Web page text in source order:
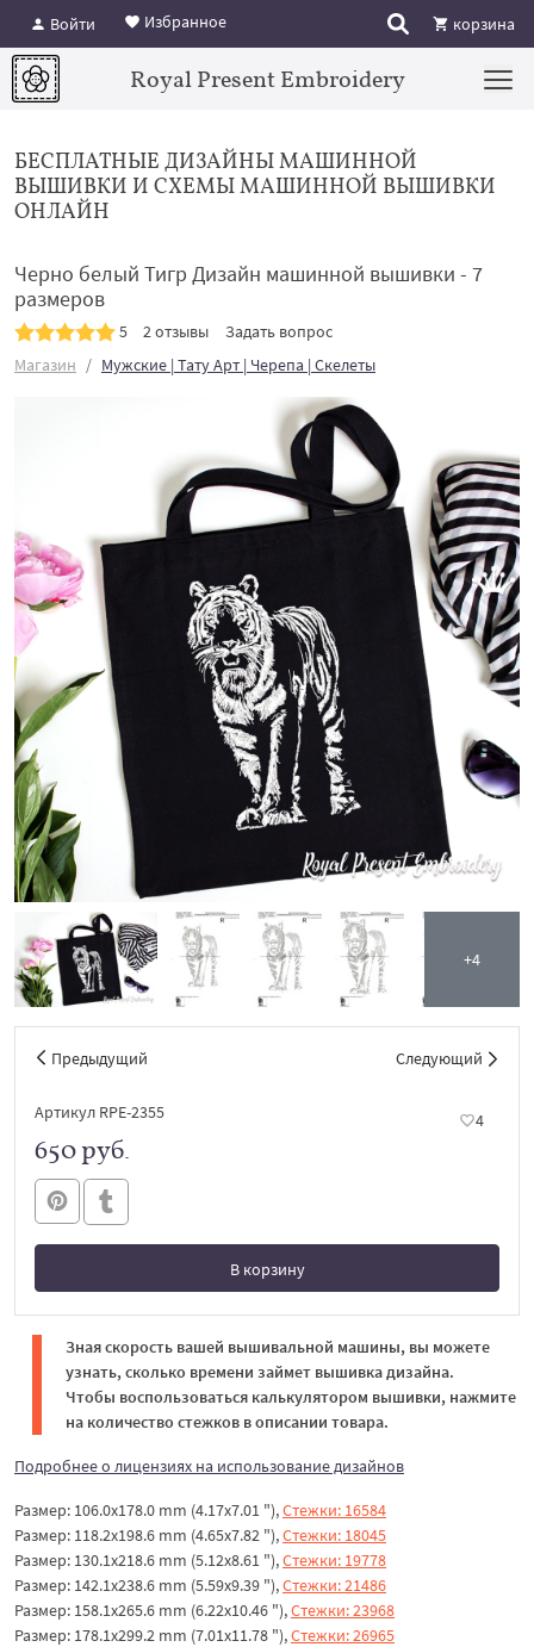
Войти Избранное корзина
Royal Present Embroidery
БЕСПЛАТНЫЕ ДИЗАЙНЫ МАШИННОЙ
ВЫШИВКИ И СХЕМЫ МАШИННОЙ ВЫШИВКИ
ОНЛАЙН
Черно белый Тигр Дизайн машинной вышивки - 7
размеров
5 2 отзывы
Задать вопрос
Магазин
Мужские | Тату Арт | Черепа | Скелеты
+4
Предыдущий Следующий
Артикул RPE-2355 4
650 руб.
В корзину
В корзине
Зная скорость вашей вышивальной машины, вы можете
узнать, сколько времени займет вышивка дизайна.
Чтобы воспользоваться калькулятором вышивки, нажмите
на количество стежков в описании товара.
Подробнее о лицензиях на использование дизайнов
Размер: 106.0x178.0 mm (4.17x7.01 "),Стежки: 16584
Размер: 118.2x198.6 mm (4.65x7.82 "),Стежки: 18045
Размер: 130.1x218.6 mm (5.12x8.61 "),Стежки: 19778
Размер: 142.1x238.6 mm (5.59x9.39 "),Стежки: 21486
Размер: 158.1x265.6 mm (6.22x10.46 "),Стежки: 23968
Размер: 178.1x299.2 mm (7.01x11.78 "),Стежки: 26965